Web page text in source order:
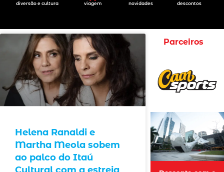
diversão e cultura viagem novidades descontos
Helena Ranaldi e
Martha Meola sobem
ao palco do Itaú
Parceiros